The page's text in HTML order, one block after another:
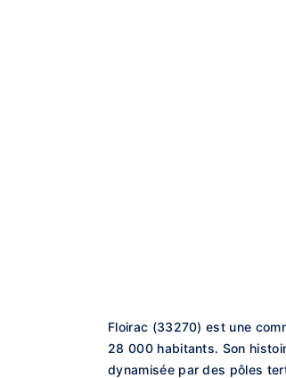
Floirac (33270) est une
28 000 habitants. Son
dynamisée par des pôles